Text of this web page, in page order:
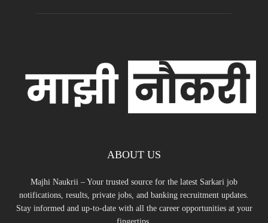
ABOUT US
Majhi Naukrii – Your trusted source for the latest Sarkari job
notifications, results, private jobs, and banking recruitment updates.
Stay informed and up-to-date with all the career opportunities at your